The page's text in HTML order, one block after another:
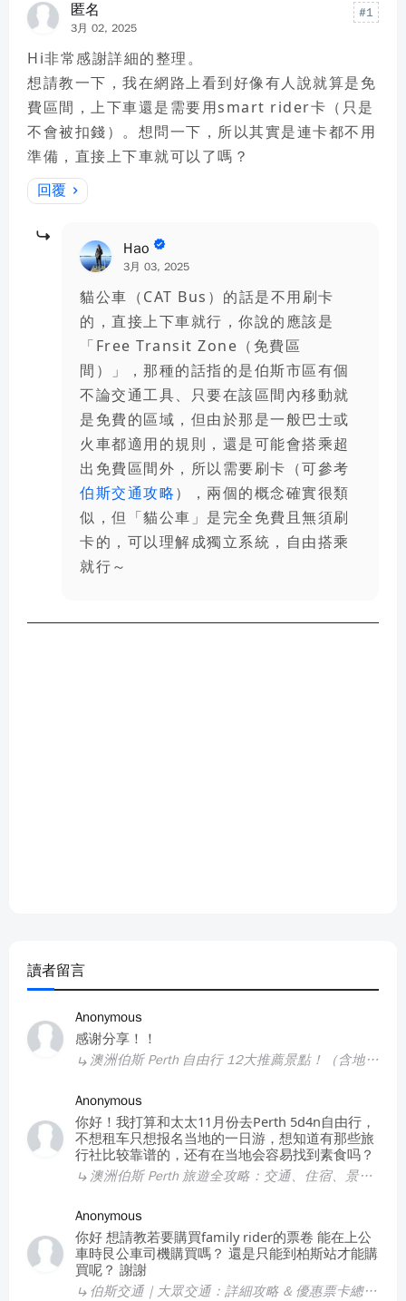
匿名
3月 02, 2025
Hi非常感謝詳細的整理。
想請教一下，我在網路上看到好像有人說就算是免
費區間，上下車還是需要用smart rider卡（只是
不會被扣錢）。想問一下，所以其實是連卡都不用
準備，直接上下車就可以了嗎？
回覆
Hao
3月 03, 2025
貓公車（CAT Bus）的話是不用刷卡
的，直接上下車就行，你說的應該是
「Free Transit Zone（免費區
間）」，那種的話指的是伯斯市區有個
不論交通工具、只要在該區間內移動就
是免費的區域，但由於那是一般巴士或
火車都適用的規則，還是可能會搭乘超
出免費區間外，所以需要刷卡（可參考
伯斯交通攻略），兩個的概念確實很類
似，但「貓公車」是完全免費且無須刷
卡的，可以理解成獨立系統，自由搭乘
就行～
讀者留言
Anonymous
感谢分享！！
澳洲伯斯 Perth 自由行 12大推薦景點！（含地圖）
Anonymous
你好！我打算和太太11月份去Perth 5d4n自由行，
不想租车只想报名当地的一日游，想知道有那些旅
行社比较靠谱的，还有在当地会容易找到素食吗？
澳洲伯斯 Perth 旅遊全攻略：交通、住宿、景點、遊記總整理！
Anonymous
你好 想請教若要購買family rider的票卷 能在上公
車時艮公車司機購買嗎？ 還是只能到柏斯站才能購
買呢？ 謝謝
伯斯交通｜大眾交通：詳細攻略 & 優惠票卡總整理！